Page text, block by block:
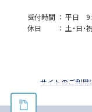
受付時間
平日
休日
土・日・
サイトのご利用